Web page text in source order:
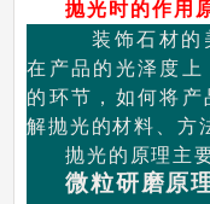
抛光时的作用
装饰石材的
在产品的光泽度
的环节，如何将
解抛光的材料、方
抛光的原理主
微粒研磨原